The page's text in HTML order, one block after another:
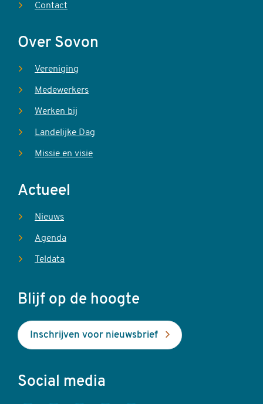
Contact
Over Sovon
Vereniging
Medewerkers
Werken bij
Landelijke Dag
Missie en visie
Actueel
Nieuws
Agenda
Teldata
Blijf op de hoogte
Inschrijven voor nieuwsbrief
Social media